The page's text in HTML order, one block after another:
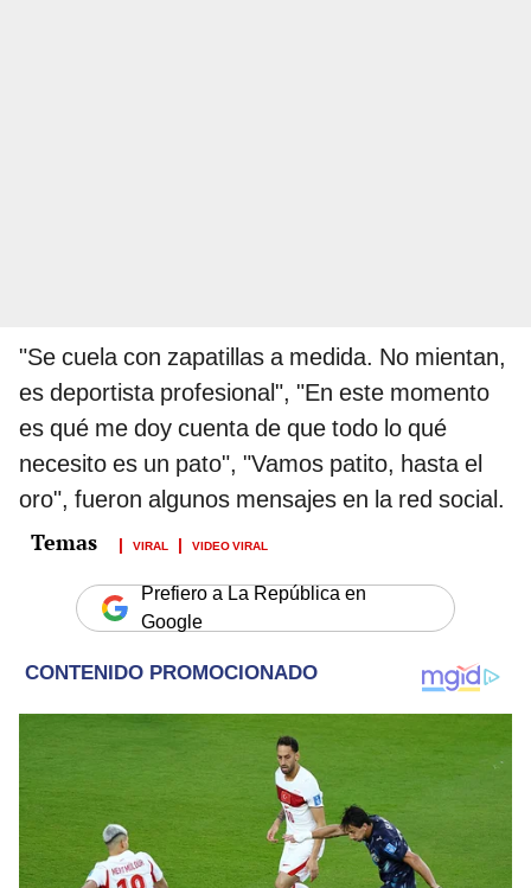
"Se cuela con zapatillas a medida. No mientan,
es deportista profesional", "En este momento
es qué me doy cuenta de que todo lo qué
necesito es un pato", "Vamos patito, hasta el
oro", fueron algunos mensajes en la red social.
VIRAL VIDEO VIRAL
Prefiero a La República en
Google